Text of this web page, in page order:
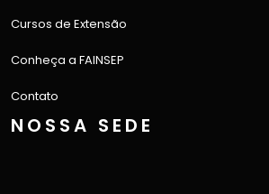
Cursos de Extensão
Conheça a FAINSEP
Contato
NOSSA SEDE